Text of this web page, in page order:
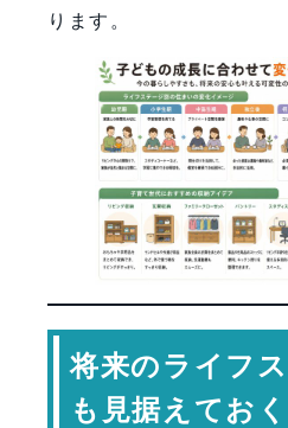
ります。
将来のライフ
も見据えておく